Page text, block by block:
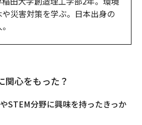
災害対策を学ぶ。日本出身の
関心をもった？
分野に興味を持ったきっか